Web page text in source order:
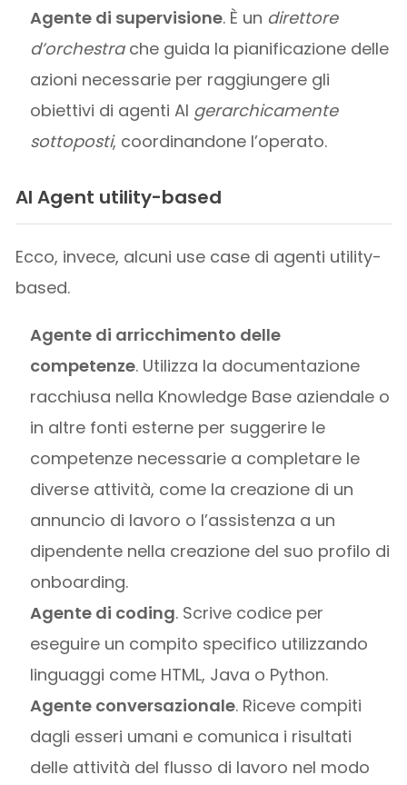
Agente di supervisione. È un direttore
d’orchestrache guida la pianificazione delle
azioni necessarie per raggiungere gli
obiettivi di agenti AI gerarchicamente
sottoposti, coordinandone l’operato.
AI Agent utility-based
Ecco, invece, alcuni use case di agenti utility-
based.
Agente di arricchimento delle
competenze. Utilizza la documentazione
racchiusa nella Knowledge Base aziendale o
in altre fonti esterne per suggerire le
competenze necessarie a completare le
diverse attività, come la creazione di un
annuncio di lavoro o l’assistenza a un
dipendente nella creazione del suo profilo di
onboarding.
Agente di coding. Scrive codice per
eseguire un compito specifico utilizzando
linguaggi come HTML, Java o Python.
Agente conversazionale. Riceve compiti
dagli esseri umani e comunica i risultati
delle attività del flusso di lavoro nel modo